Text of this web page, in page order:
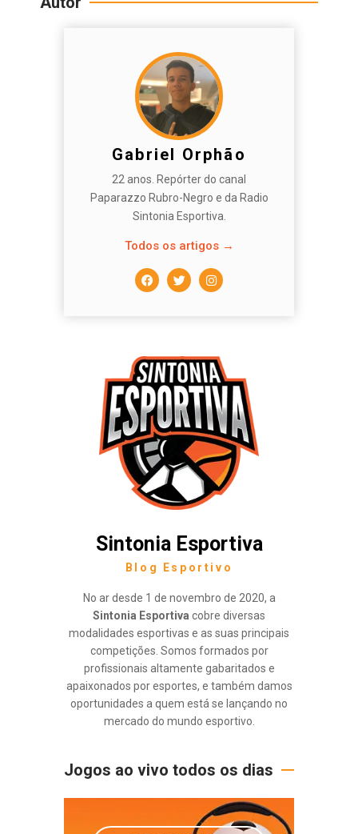
Gabriel Orphão
22 anos. Repórter do canal
Paparazzo Rubro-Negro e da Radio
Sintonia Esportiva.
Todos os artigos →
Sintonia Esportiva
Blog Esportivo
No ar desde 1 de novembro de 2020, a
Sintonia Esportiva cobre diversas
modalidades esportivas e as suas principais
competições. Somos formados por
profissionais altamente gabaritados e
apaixonados por esportes, e também damos
oportunidades a quem está se lançando no
mercado do mundo esportivo.
Jogos ao vivo todos os dias